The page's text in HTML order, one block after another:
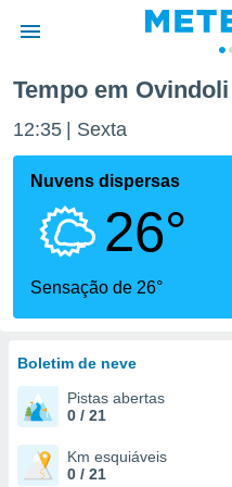
da
foi
fornecidas
a este
das
digital
Tempo em Ovindoli
12:35 Sexta
Nuvens dispersas
26°
Sensação de 26°
Boletim de neve
Pistas abertas
0 / 21
Km esquiáveis
0 / 21